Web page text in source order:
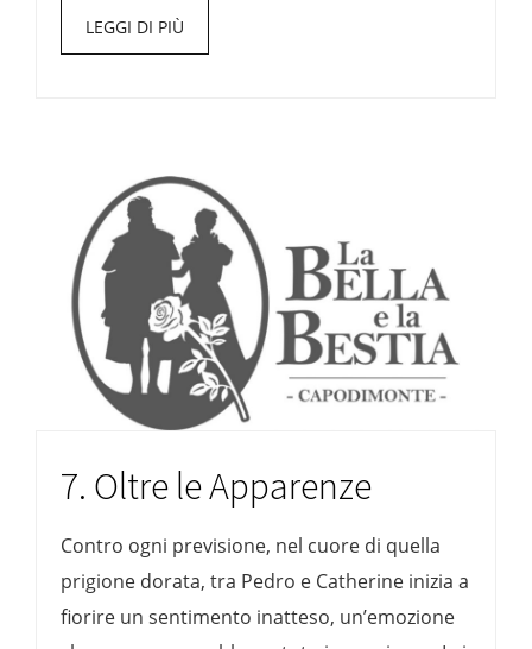
LEGGI DI PIÙ
7. Oltre le Apparenze
Contro ogni previsione, nel cuore di quella
prigione dorata, tra Pedro e Catherine inizia a
fiorire un sentimento inatteso, un’emozione